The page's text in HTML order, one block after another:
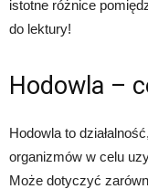
istotne różnice
do lektury!
Hodowla –
Hodowla to
organizmów w celu
Może dotyczyć